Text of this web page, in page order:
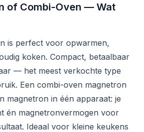
of Combi-Oven — Wat
is perfect voor opwarmen,
koken. Compact, betaalbaar
— het meest verkochte type
Een combi-oven magnetron
magnetron in één apparaat: je
én magnetronvermogen voor
Ideaal voor kleine keukens